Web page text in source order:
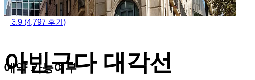
3.9 (4,797 후기)
아빈구다 대각선
예약 가능여부